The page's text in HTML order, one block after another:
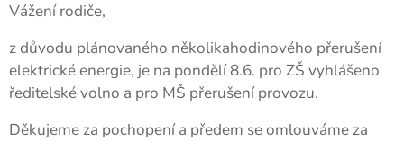
Vážení rodiče,
z důvodu plánovaného několikahodinového přerušení
elektrické energie, je na pondělí 8.6. pro ZŠ vyhlášeno
ředitelské volno a pro MŠ přerušení provozu.
Děkujeme za pochopení a předem se omlouváme za